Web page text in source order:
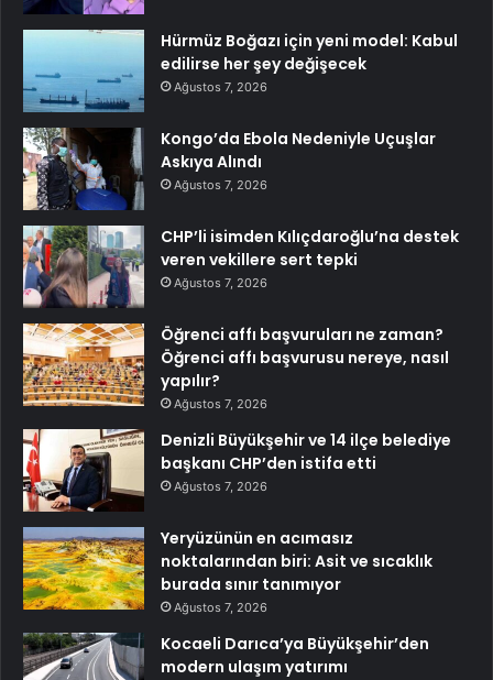
Hürmüz Boğazı için yeni model: Kabul
edilirse her şey değişecek
Ağustos 7, 2026
Kongo’da Ebola Nedeniyle Uçuşlar
Askıya Alındı
Ağustos 7, 2026
CHP’li isimden Kılıçdaroğlu’na destek
veren vekillere sert tepki
Ağustos 7, 2026
Öğrenci affı başvuruları ne zaman?
Öğrenci affı başvurusu nereye, nasıl
yapılır?
Ağustos 7, 2026
Denizli Büyükşehir ve 14 ilçe belediye
başkanı CHP’den istifa etti
Ağustos 7, 2026
Yeryüzünün en acımasız
noktalarından biri: Asit ve sıcaklık
burada sınır tanımıyor
Ağustos 7, 2026
Kocaeli Darıca’ya Büyükşehir’den
modern ulaşım yatırımı